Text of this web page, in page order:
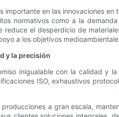
en las innovaciones
normativos como a la
el desperdicio de
a los objetivos
y la precisión
inigualable con la calidad y
ISO, exhaustivos
a gran escala,